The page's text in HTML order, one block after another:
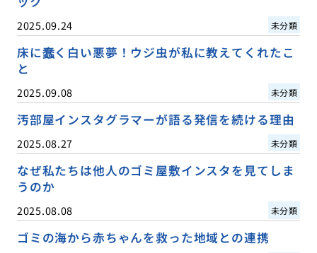
2025.09.24 未分類
床に蠢く白い悪夢！ウジ虫が私に教えてくれたこ
と
2025.09.08 未分類
汚部屋インスタグラマーが語る発信を続ける理由
2025.08.27 未分類
なぜ私たちは他人のゴミ屋敷インスタを見てしま
うのか
2025.08.08 未分類
ゴミの海から赤ちゃんを救った地域との連携